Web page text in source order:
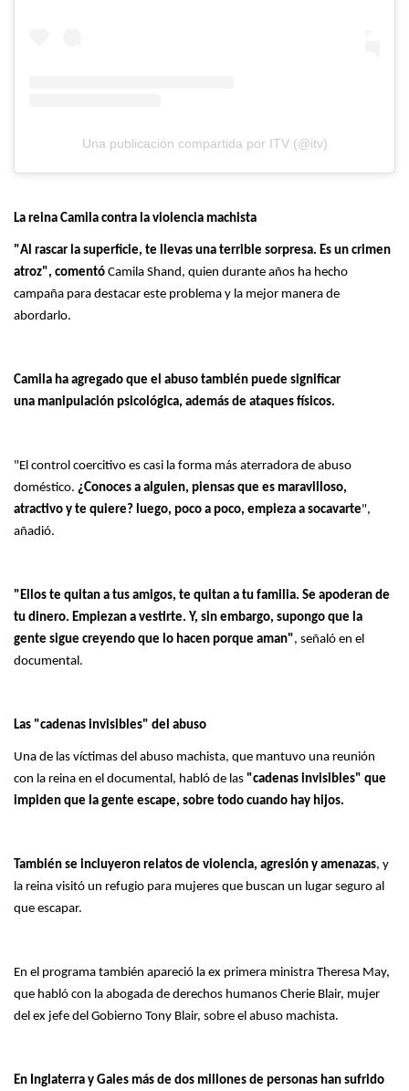
Una publicación compartida por ITV (@itv)
La reina Camila contra la violencia machista
"Al rascar la superficie, te llevas una terrible sorpresa. Es un crimen
atroz", comentó Camila Shand, quien durante años ha hecho
campaña para destacar este problema y la mejor manera de
abordarlo.
Camila ha agregado que el abuso también puede significar
una manipulación psicológica, además de ataques físicos.
"El control coercitivo es casi la forma más aterradora de abuso
doméstico. ¿Conoces a alguien, piensas que es maravilloso,
atractivo y te quiere? luego, poco a poco, empieza a socavarte",
añadió.
"Ellos te quitan a tus amigos, te quitan a tu familia. Se apoderan de
tu dinero. Empiezan a vestirte. Y, sin embargo, supongo que la
gente sigue creyendo que lo hacen porque aman", señaló en el
documental.
Las "cadenas invisibles" del abuso
Una de las víctimas del abuso machista, que mantuvo una reunión
con la reina en el documental, habló de las "cadenas invisibles" que
impiden que la gente escape, sobre todo cuando hay hijos.
También se incluyeron relatos de violencia, agresión y amenazas, y
la reina visitó un refugio para mujeres que buscan un lugar seguro al
que escapar.
En el programa también apareció la ex primera ministra Theresa May,
que habló con la abogada de derechos humanos Cherie Blair, mujer
del ex jefe del Gobierno Tony Blair, sobre el abuso machista.
En Inglaterra y Gales más de dos millones de personas han sufrido